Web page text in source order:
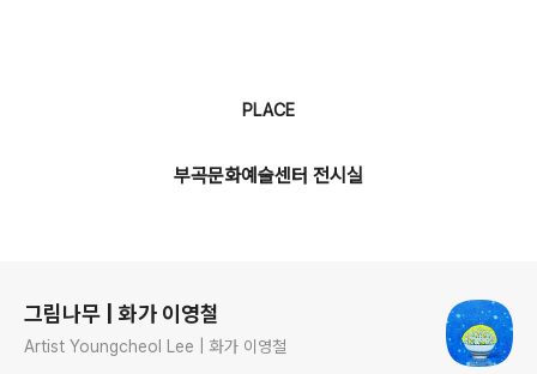
PLACE
부곡문화예술센터 전시실
그림나무 | 화가 이영철
Artist Youngcheol Lee | 화가 이영철